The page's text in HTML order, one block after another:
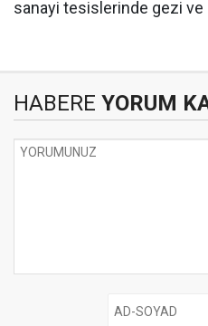
sanayi tesislerinde gezi
HABERE YORUM